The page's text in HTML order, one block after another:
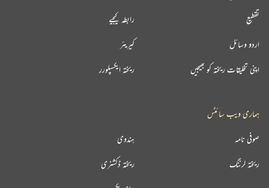
تقطیع
اردو وسائل
اپنی تخلیقات ریختہ کو بھیجیں
رابطہ کیجیے
کیریئر
ریختہ ایکسپلورر
ہماری ویب سائٹس
ہندوی صوفی نامہ
ریختہ ڈکشنری ریختہ لرننگ